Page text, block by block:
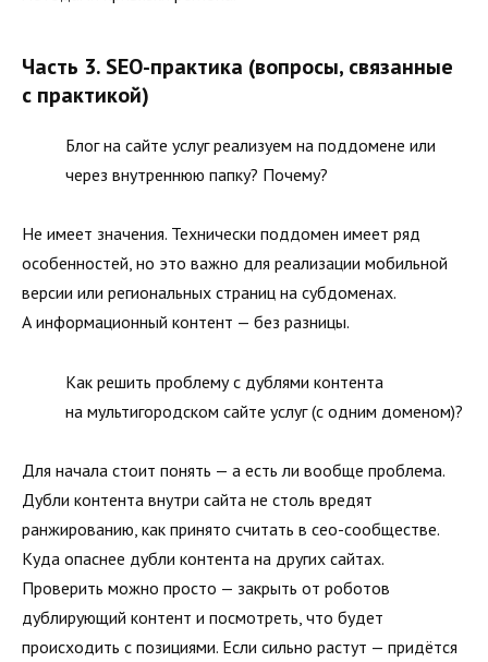
Часть 3. SEO-практика (вопросы, связанные
с практикой)
Блог на сайте услуг реализуем на поддомене или
через внутреннюю папку? Почему?
Не имеет значения. Технически поддомен имеет ряд
особенностей, но это важно для реализации мобильной
версии или региональных страниц на субдоменах.
А информационный контент — без разницы.
Как решить проблему с дублями контента
на мультигородском сайте услуг (с одним доменом)?
Для начала стоит понять — а есть ли вообще проблема.
Дубли контента внутри сайта не столь вредят
ранжированию, как принято считать в сео-сообществе.
Куда опаснее дубли контента на других сайтах.
Проверить можно просто — закрыть от роботов
дублирующий контент и посмотреть, что будет
происходить с позициями. Если сильно растут — придётся